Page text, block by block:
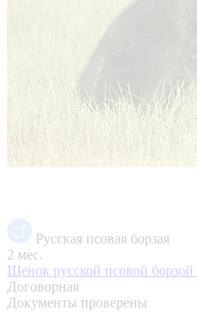
Русская псовая борзая
2 мес.
Щенок русской псовой борзой
Договорная
Документы проверены